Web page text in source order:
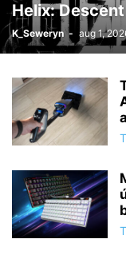
Helix:
K_Seweryn - aug 1,